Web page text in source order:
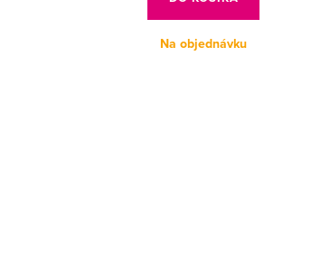
Na objednávku